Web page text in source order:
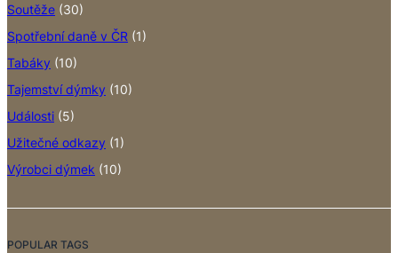
Soutěže (30)
Spotřební daně v ČR (1)
Tabáky (10)
Tajemství dýmky (10)
Události (5)
Užitečné odkazy (1)
Výrobci dýmek (10)
POPULAR TAGS